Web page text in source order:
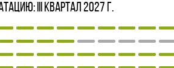
III квартал 2027 г.